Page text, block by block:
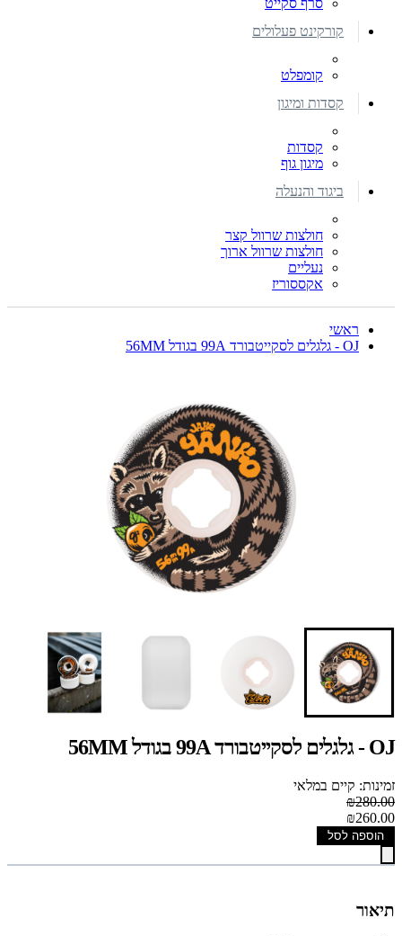
סרף סקייט
קורקינט פעלולים
קומפלט
קסדות ומיגון
קסדות
מיגון גוף
ביגוד והנעלה
חולצות שרוול קצר
חולצות שרוול ארוך
נעליים
אקססוריז
ראשי
OJ - גלגלים לסקייטבורד 99A בגודל 56MM
OJ - גלגלים לסקייטבורד 99A בגודל 56MM
זמינות: קיים במלאי
₪280.00
₪260.00
הוספה לסל
תיאור